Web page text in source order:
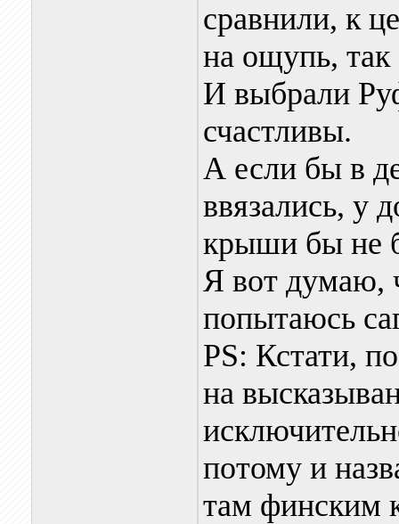
сравнили, к
на ощупь, так
И выбрали
счастливы.
А если бы в
ввязались, у
крыши бы не
Я вот думаю,
попытаюсь
PS: Кстати,
на
потому и
там финским